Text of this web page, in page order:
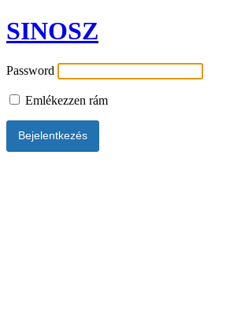
SINOSZ
Password
Emlékezzen rám